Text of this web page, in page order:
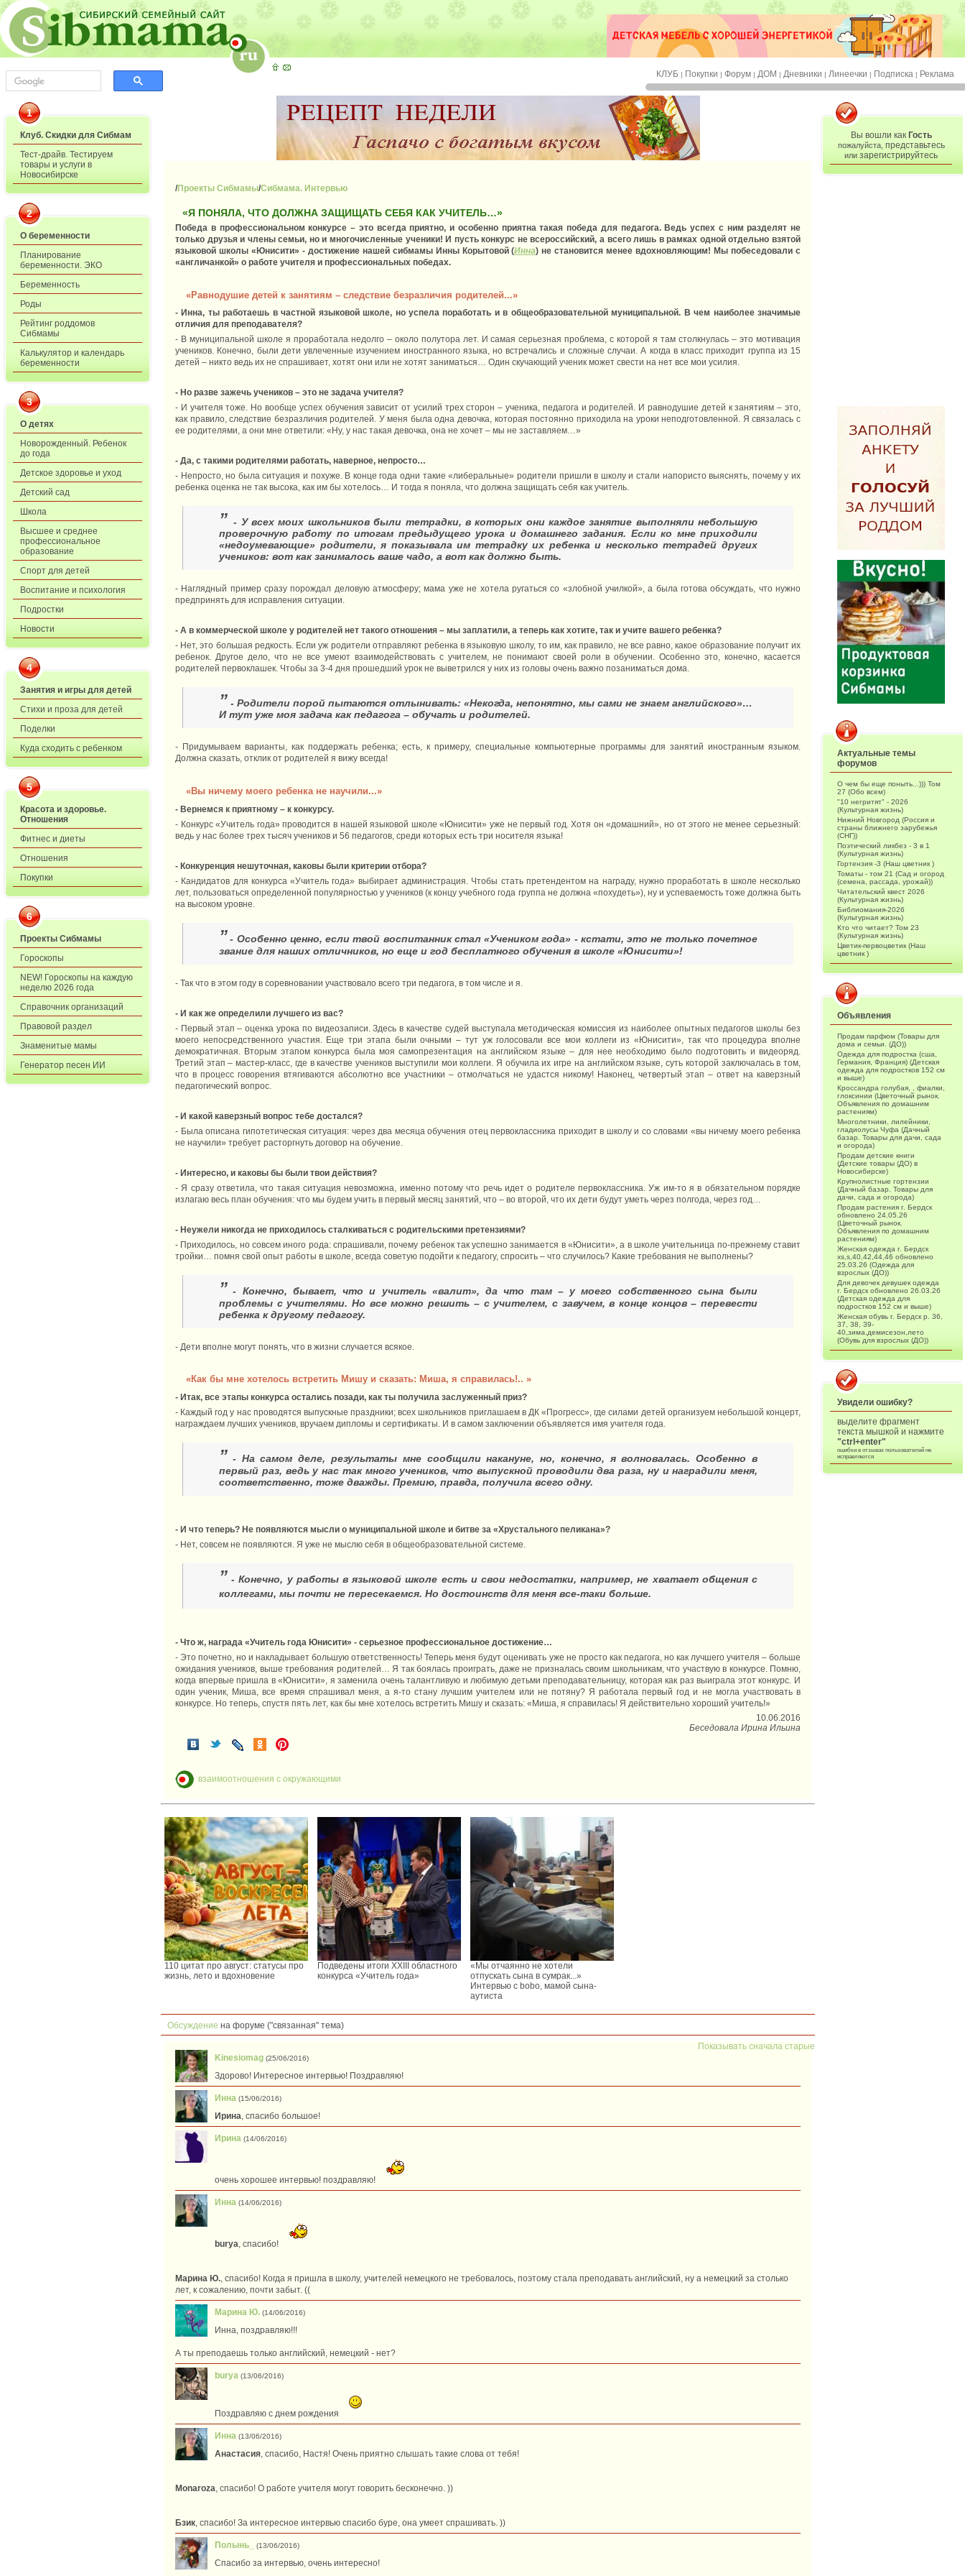
КЛУБ | Покупки | Форум | ДОМ | Дневники | Линеечки | Подписка | Реклама
1
Клуб. Скидки для Сибмам
Тест-драйв. Тестируем
товары и услуги в
Новосибирске
2
О беременности
Планирование
беременности. ЭКО
Беременность
Роды
Рейтинг роддомов
Сибмамы
Калькулятор и календарь
беременности
3
О детях
Новорожденный. Ребенок
до года
Детское здоровье и уход
Детский сад
Школа
Высшее и среднее
профессиональное
образование
Спорт для детей
Воспитание и психология
Подростки
Новости
4
Занятия и игры для детей
Стихи и проза для детей
Поделки
Куда сходить с ребенком
5
Красота и здоровье.
Отношения
Фитнес и диеты
Отношения
Покупки
6
Проекты Сибмамы
Гороскопы
NEW! Гороскопы на каждую
неделю 2026 года
Справочник организаций
Правовой раздел
Знаменитые мамы
Генератор песен ИИ
/Проекты Сибмамы/Сибмама. Интервью
«Я ПОНЯЛА, ЧТО ДОЛЖНА ЗАЩИЩАТЬ СЕБЯ КАК УЧИТЕЛЬ…»
Победа в профессиональном конкурсе – это всегда приятно, и особенно приятна такая победа для педагога. Ведь успех с ним разделят не
только друзья и члены семьи, но и многочисленные ученики! И пусть конкурс не всероссийский, а всего лишь в рамках одной отдельно взятой
языковой школы «Юнисити» - достижение нашей сибмамы Инны Корытовой (Инна) не становится менее вдохновляющим! Мы побеседовали с
«англичанкой» о работе учителя и профессиональных победах.
«Равнодушие детей к занятиям – следствие безразличия родителей...»
- Инна, ты работаешь в частной языковой школе, но успела поработать и в общеобразовательной муниципальной. В чем наиболее значимые
отличия для преподавателя?
- В муниципальной школе я проработала недолго – около полутора лет. И самая серьезная проблема, с которой я там столкнулась – это мотивация
учеников. Конечно, были дети увлеченные изучением иностранного языка, но встречались и сложные случаи. А когда в класс приходит группа из 15
детей – никто ведь их не спрашивает, хотят они или не хотят заниматься… Один скучающий ученик может свести на нет все мои усилия.
- Но разве зажечь учеников – это не задача учителя?
- И учителя тоже. Но вообще успех обучения зависит от усилий трех сторон – ученика, педагога и родителей. И равнодушие детей к занятиям – это,
как правило, следствие безразличия родителей. У меня была одна девочка, которая постоянно приходила на уроки неподготовленной. Я связалась с
ее родителями, а они мне ответили: «Ну, у нас такая девочка, она не хочет – мы не заставляем…»
- Да, с такими родителями работать, наверное, непросто…
- Непросто, но была ситуация и похуже. В конце года одни такие «либеральные» родители пришли в школу и стали напористо выяснять, почему у их
ребенка оценка не так высока, как им бы хотелось… И тогда я поняла, что должна защищать себя как учитель.
”- У всех моих школьников были тетрадки, в которых они каждое занятие выполняли небольшую
проверочную работу по итогам предыдущего урока и домашнего задания. Если ко мне приходили
«недоумевающие» родители, я показывала им тетрадку их ребенка и несколько тетрадей других
учеников: вот как занималось ваше чадо, а вот как должно быть.
- Наглядный пример сразу порождал деловую атмосферу; мама уже не хотела ругаться со «злобной училкой», а была готова обсуждать, что нужно
предпринять для исправления ситуации.
- А в коммерческой школе у родителей нет такого отношения – мы заплатили, а теперь как хотите, так и учите вашего ребенка?
- Нет, это большая редкость. Если уж родители отправляют ребенка в языковую школу, то им, как правило, не все равно, какое образование получит их
ребенок. Другое дело, что не все умеют взаимодействовать с учителем, не понимают своей роли в обучении. Особенно это, конечно, касается
родителей первоклашек. Чтобы за 3-4 дня прошедший урок не выветрился у них из головы очень важно позаниматься дома.
” - Родители порой пытаются отлынивать: «Некогда, непонятно, мы сами не знаем английского»…
И тут уже моя задача как педагога – обучать и родителей.
- Придумываем варианты, как поддержать ребенка; есть, к примеру, специальные компьютерные программы для занятий иностранным языком.
Должна сказать, отклик от родителей я вижу всегда!
«Вы ничему моего ребенка не научили...»
- Вернемся к приятному – к конкурсу.
- Конкурс «Учитель года» проводится в нашей языковой школе «Юнисити» уже не первый год. Хотя он «домашний», но от этого не менее серьезный:
ведь у нас более трех тысяч учеников и 56 педагогов, среди которых есть три носителя языка!
- Конкуренция нешуточная, каковы были критерии отбора?
- Кандидатов для конкурса «Учитель года» выбирает администрация. Чтобы стать претендентом на награду, нужно проработать в школе несколько
лет, пользоваться определенной популярностью у учеников (к концу учебного года группа не должна «похудеть»), ну и успеваемость тоже должна быть
на высоком уровне.
” - Особенно ценно, если твой воспитанник стал «Учеником года» - кстати, это не только почетное
звание для наших отличников, но еще и год бесплатного обучения в школе «Юнисити»!
- Так что в этом году в соревновании участвовало всего три педагога, в том числе и я.
- И как же определили лучшего из вас?
- Первый этап – оценка урока по видеозаписи. Здесь в качестве судей выступала методическая комиссия из наиболее опытных педагогов школы без
моего непосредственного участия. Еще три этапа были очными – тут уж голосовали все мои коллеги из «Юнисити», так что процедура вполне
демократичная. Вторым этапом конкурса была моя самопрезентация на английском языке – для нее необходимо было подготовить и видеоряд.
Третий этап – мастер-класс, где в качестве учеников выступили мои коллеги. Я обучила их игре на английском языке, суть которой заключалась в том,
что в процесс говорения втягиваются абсолютно все участники – отмолчаться не удастся никому! Наконец, четвертый этап – ответ на каверзный
педагогический вопрос.
- И какой каверзный вопрос тебе достался?
- Была описана гипотетическая ситуация: через два месяца обучения отец первоклассника приходит в школу и со словами «вы ничему моего ребенка
не научили» требует расторгнуть договор на обучение.
- Интересно, и каковы бы были твои действия?
- Я сразу ответила, что такая ситуация невозможна, именно потому что речь идет о родителе первоклассника. Уж им-то я в обязательном порядке
излагаю весь план обучения: что мы будем учить в первый месяц занятий, что – во второй, что их дети будут уметь через полгода, через год…
- Неужели никогда не приходилось сталкиваться с родительскими претензиями?
- Приходилось, но совсем иного рода: спрашивали, почему ребенок так успешно занимается в «Юнисити», а в школе учительница по-прежнему ставит
тройки… помня свой опыт работы в школе, всегда советую подойти к педагогу, спросить – что случилось? Какие требования не выполнены?
” - Конечно, бывает, что и учитель «валит», да что там – у моего собственного сына были
проблемы с учителями. Но все можно решить – с учителем, с завучем, в конце концов – перевести
ребенка к другому педагогу.
- Дети вполне могут понять, что в жизни случается всякое.
«Как бы мне хотелось встретить Мишу и сказать: Миша, я справилась!.. »
- Итак, все этапы конкурса остались позади, как ты получила заслуженный приз?
- Каждый год у нас проводятся выпускные праздники; всех школьников приглашаем в ДК «Прогресс», где силами детей организуем небольшой концерт,
награждаем лучших учеников, вручаем дипломы и сертификаты. И в самом заключении объявляется имя учителя года.
” - На самом деле, результаты мне сообщили накануне, но, конечно, я волновалась. Особенно в
первый раз, ведь у нас так много учеников, что выпускной проводили два раза, ну и наградили меня,
соответственно, тоже дважды. Премию, правда, получила всего одну.
- И что теперь? Не появляются мысли о муниципальной школе и битве за «Хрустального пеликана»?
- Нет, совсем не появляются. Я уже не мыслю себя в общеобразовательной системе.
” - Конечно, у работы в языковой школе есть и свои недостатки, например, не хватает общения с
коллегами, мы почти не пересекаемся. Но достоинств для меня все-таки больше.
- Что ж, награда «Учитель года Юнисити» - серьезное профессиональное достижение…
- Это почетно, но и накладывает большую ответственность! Теперь меня будут оценивать уже не просто как педагога, но как лучшего учителя – больше
ожидания учеников, выше требования родителей… Я так боялась проиграть, даже не призналась своим школьникам, что участвую в конкурсе. Помню,
когда впервые пришла в «Юнисити», я заменила очень талантливую и любимую детьми преподавательницу, которая как раз выиграла этот конкурс. И
один ученик, Миша, все время спрашивал меня, а я-то стану лучшим учителем или не потяну? Я работала первый год и не могла участвовать в
конкурсе. Но теперь, спустя пять лет, как бы мне хотелось встретить Мишу и сказать: «Миша, я справилась! Я действительно хороший учитель!»
10.06.2016
Беседовала Ирина Ильина
взаимоотношения с окружающими
110 цитат про август: статусы про
жизнь, лето и вдохновение
Подведены итоги XXIII областного
конкурса «Учитель года»
«Мы отчаянно не хотели
отпускать сына в сумрак...»
Интервью с bobo, мамой сына-
аутиста
Обсуждение на форуме ("связанная" тема)
Показывать сначала старые
Kinesiomag (25/06/2016)
Здорово! Интересное интервью! Поздравляю!
Инна (15/06/2016)
Ирина , спасибо большое!
Ирина (14/06/2016)
очень хорошее интервью! поздравляю!
Инна (14/06/2016)
burya , спасибо!
Марина Ю. , спасибо! Когда я пришла в школу, учителей немецкого не требовалось, поэтому стала преподавать английский, ну а немецкий за столько
лет, к сожалению, почти забыт. ((
Марина Ю. (14/06/2016)
Инна, поздравляю!!!
А ты преподаешь только английский, немецкий - нет?
burya (13/06/2016)
Поздравляю с днем рождения
Инна (13/06/2016)
Анастасия , спасибо, Настя! Очень приятно слышать такие слова от тебя!
Monaroza , спасибо! О работе учителя могут говорить бесконечно. ))
Бзик , спасибо! За интересное интервью спасибо буре, она умеет спрашивать. ))
Полынь_ (13/06/2016)
Спасибо за интервью, очень интересно!
Вы вошли как Гость
пожалуйста, представьтесь
или зарегистрируйтесь
Актуальные темы
форумов
О чем бы еще поныть...))) Том
27 (Обо всем)
"10 негритят" - 2026
(Культурная жизнь)
Нижний Новгород (Россия и
страны ближнего зарубежья
(СНГ))
Поэтический ликбез - 3 в 1
(Культурная жизнь)
Гортензия -3 (Наш цветник )
Томаты - том 21 (Сад и огород
(семена, рассада, урожай))
Читательский квест 2026
(Культурная жизнь)
Библиомания-2026
(Культурная жизнь)
Кто что читает? Том 23
(Культурная жизнь)
Цветик-первоцветик (Наш
цветник )
Объявления
Продам парфюм (Товары для
дома и семьи. (ДО))
Одежда для подростка (сша,
Германия, Франция) (Детская
одежда для подростков 152 см
и выше)
Кроссандра голубая, , фиалки,
глоксинии (Цветочный рынок.
Объявления по домашним
растениям)
Многолетники, лилейники,
гладиолусы Чуфа (Дачный
базар. Товары для дачи, сада
и огорода)
Продам детские книги
(Детские товары (ДО) в
Новосибирске)
Крупнолистные гортензии
(Дачный базар. Товары для
дачи, сада и огорода)
Продам растения г. Бердск
обновлено 24.05.26
(Цветочный рынок.
Объявления по домашним
растениям)
Женская одежда г. Бердск
xs,s,40,42,44,46 обновлено
25.03.26 (Одежда для
взрослых (ДО))
Для девочек девушек одежда
г. Бердск обновлено 26.03.26
(Детская одежда для
подростков 152 см и выше)
Женская обувь г. Бердск р. 36,
37, 38, 39-
40,зима,демисезон,лето
(Обувь для взрослых (ДО))
Увидели ошибку?
выделите фрагмент
текста мышкой и нажмите
"ctrl+enter"
ошибки в отзывах пользователей не
исправляются